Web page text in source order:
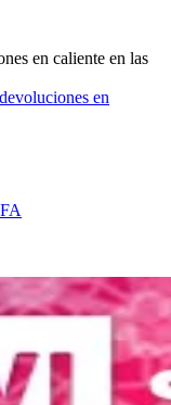
en caliente en las
en